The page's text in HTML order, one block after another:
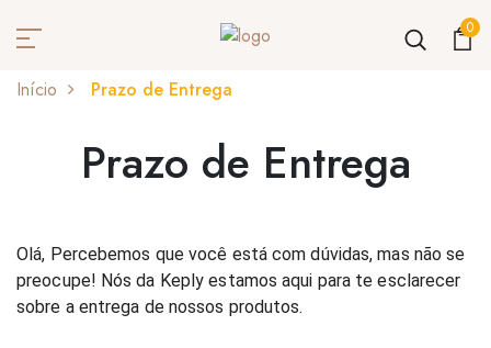
0
Início Prazo de Entrega
Prazo de Entrega
Prazo de Entrega
Olá, Percebemos que você está com dúvidas, mas não se
preocupe! Nós da Keply estamos aqui para te esclarecer
sobre a entrega de nossos produtos.